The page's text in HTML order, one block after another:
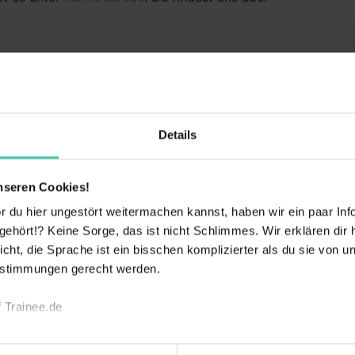
Details
Cookies!
du hier ungestört weitermachen kannst, haben wir ein paar
Keine Sorge, das ist nicht Schlimmes. Wir erklären dir
die Sprache ist ein bisschen komplizierter als du sie von
gerecht werden.
Funktion unserer Webseite („Notwendig“), um von
Mitarbeiter
2000